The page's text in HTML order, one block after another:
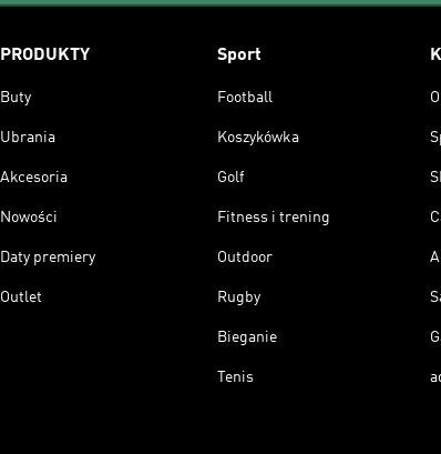
PRODUKTY
Buty
Ubrania
Akcesoria
Nowości
Daty premiery
Outlet
Sport
Football
Koszykówka
Golf
Fitness i trening
Outdoor
Rugby
Bieganie
Tenis